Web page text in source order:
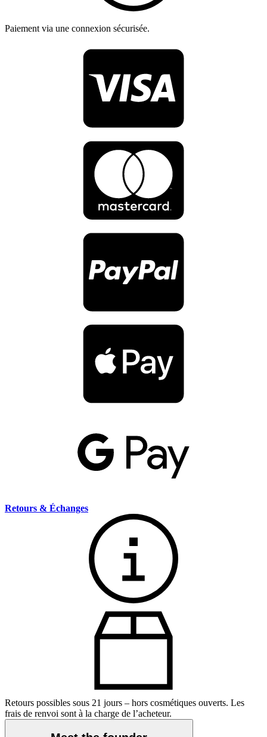
Paiement via une connexion sécurisée.
Retours & Échanges
Retours possibles sous 21 jours – hors cosmétiques ouverts. Les
frais de renvoi sont à la charge de l’acheteur.